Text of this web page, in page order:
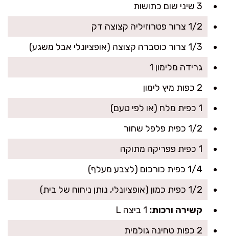
3 שיני שום כתושות
1/2 צרור פטרוזיליה קצוצה דק
1/3 צרור כוסברה קצוצה (אופציונלי אבל משגע)
גרידה מלימון 1
2 כפות מיץ לימון
1 כפית מלח (או לפי טעם)
1/2 כפית פלפל שחור
1 כפית פפריקה מתוקה
1/4 כפית כורכום (לצבע מעלף)
1/2 כפית כמון (אופציונלי, נותן ניחוח של בית)
קשירה ורכות:
2 כפות טחינה גולמית